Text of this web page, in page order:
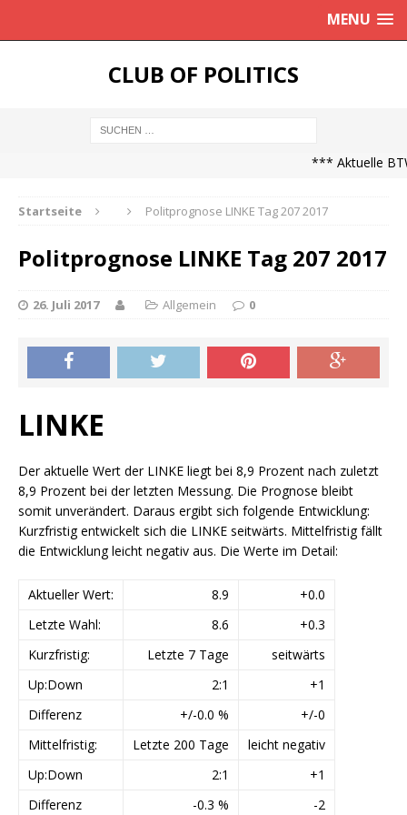
MENU
CLUB OF POLITICS
*** Aktuelle
Startseite Politprognose LINKE Tag 207 2017
Politprognose LINKE Tag 207 2017
26. Juli 2017 Allgemein 0
LINKE
Der aktuelle Wert der LINKE liegt bei 8,9 Prozent nach zuletzt
8,9 Prozent bei der letzten Messung. Die Prognose bleibt
somit unverändert. Daraus ergibt sich folgende Entwicklung:
Kurzfristig entwickelt sich die LINKE seitwärts. Mittelfristig fällt
die Entwicklung leicht negativ aus. Die Werte im Detail:
Aktueller Wert: 8.9
+0.0
Letzte Wahl:
8.6
+0.3
Kurzfristig:
Letzte 7 Tage
seitwärts
Up:Down
2:1
+1
Differenz
+/-0.0 %
+/-0
Mittelfristig:
Letzte 200 Tage
leicht negativ
Up:Down
2:1
+1
Differenz
-0.3 % -2